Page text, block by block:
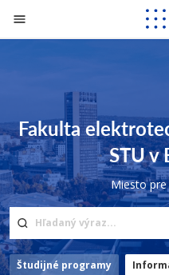
Prejsť na obsah
Fakulta
STU v
Miesto pre
Študijné programy